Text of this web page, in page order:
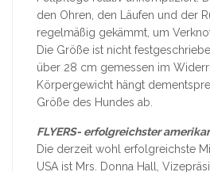
den Ohren, den Läufen und der
regelmäßig gekämmt, um
Die Größe ist nicht
über 28 cm gemessen im
Körpergewicht hängt
Größe des Hundes ab.
FLYERS- erfolgreichster
Die derzeit wohl erfolgreichste
USA ist Mrs. Donna Hall,